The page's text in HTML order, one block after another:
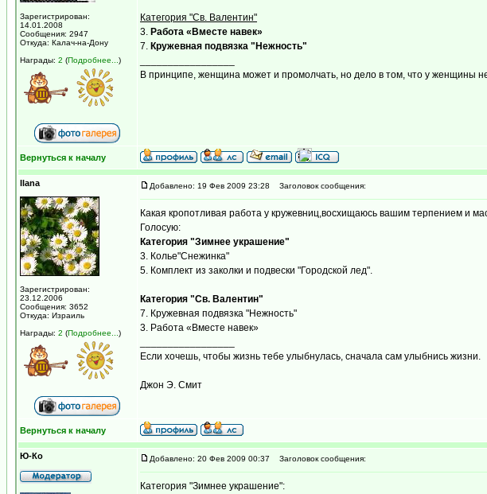
Зарегистрирован:
14.01.2008
Сообщения: 2947
Откуда: Калач-на-Дону
Награды: 2 (Подробнее... )
Категория "Св. Валентин"
3. Работа «Вместе навек»
7. Кружевная подвязка "Нежность"
В принципе, женщина может и промолчать, но дело в том, что у женщины
Вернуться к началу
Ilana
Зарегистрирован:
23.12.2006
Сообщения: 3652
Откуда: Израиль
Награды: 2 (Подробнее... )
Добавлено: 19 Фев 2009 23:28 Заголовок сообщения:
Какая кропотливая работа у кружевниц,восхищаюсь вашим терпением и
Голосую:
Категория "Зимнее украшение"
3. Колье"Снежинка"
5. Комплект из заколки и подвески "Городской лед".
Категория "Св. Валентин"
7. Кружевная подвязка "Нежность"
3. Работа «Вместе навек»
Если хочешь, чтобы жизнь тебе улыбнулась, сначала сам улыбнись жизни.
Джон Э. Смит
Вернуться к началу
Ю-Ко Добавлено: 20 Фев 2009 00:37 Заголовок сообщения:
Категория "Зимнее украшение":